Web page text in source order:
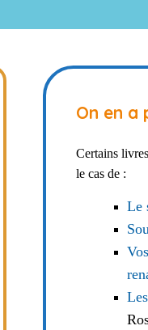
On en a
Certains
le cas de :
Le